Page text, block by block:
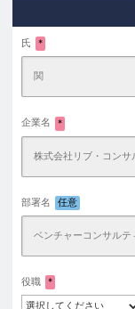
氏 *
企業名 *
部署名 任意
役職 *